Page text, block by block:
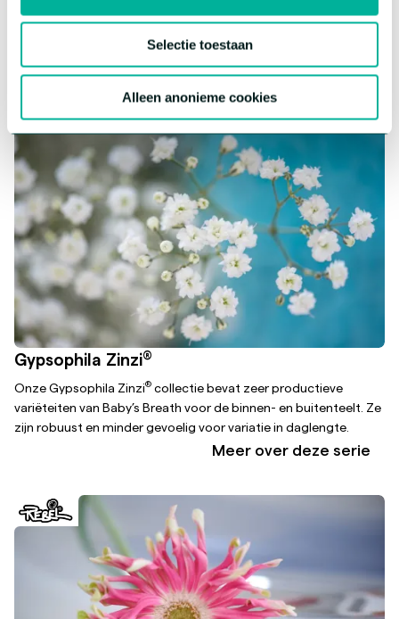
Selectie toestaan
Alleen anonieme cookies
opvallende kleuren en eindeloze mogelijkheden om te mixen en
Meer over deze serie
Gypsophila Zinzi®
Onze Gypsophila Zinzi® collectie bevat zeer productieve
variëteiten van Baby’s Breath voor de binnen- en buitenteelt. Ze
zijn robuust en minder gevoelig voor variatie in daglengte.
Meer over deze serie